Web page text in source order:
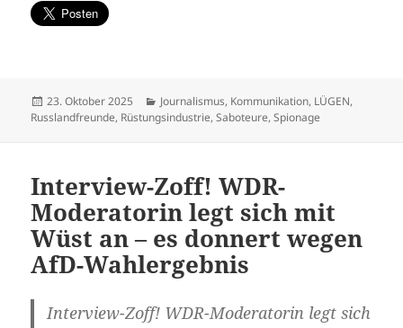
Veröffentlicht
am
23. Oktober 2025 Kategorien
Journalismus, Kommunikation, LÜGEN,
Russlandfreunde, Rüstungsindustrie,Saboteure,Spionage
Interview-Zoff! WDR-
Moderatorin legt sich mit
Wüst an – es donnert wegen
AfD-Wahlergebnis
Interview-Zoff! WDR-Moderatorin legt sich